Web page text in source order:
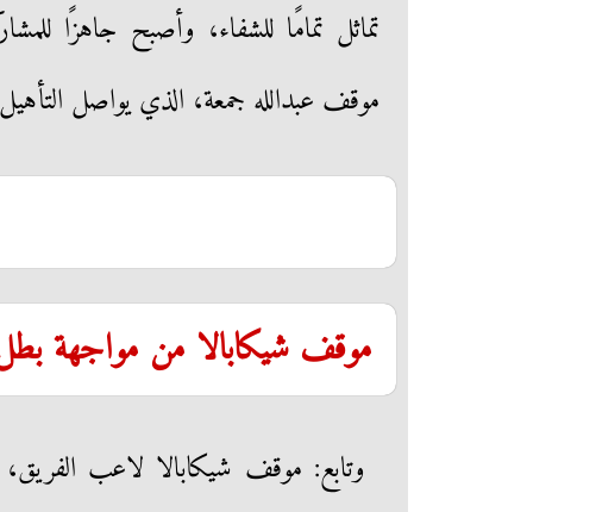
تماثل تمامًا للشفاء، وأصبح جاهزًا
موقف عبدالله جمعة، الذي يواصل
موقف شيكابالا من مواجهة
وتابع: موقف شيكابالا لاعب الفريق،